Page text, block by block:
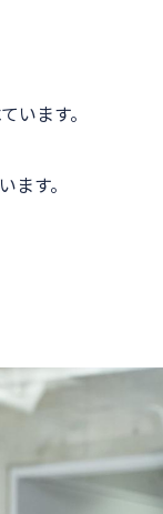
います。
す。